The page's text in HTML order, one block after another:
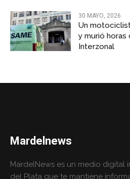
30 MAYO, 2026
Un
y murió
Interzonal
Mardelnews
MardelNews es un medio digital
del Plata que te mantiene